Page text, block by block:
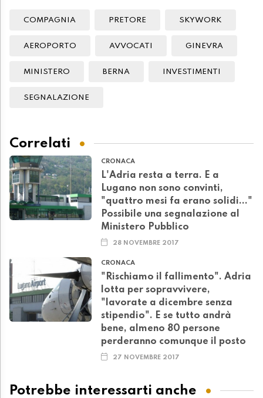
COMPAGNIA PRETORE SKYWORK
AEROPORTO AVVOCATI GINEVRA
MINISTERO BERNA INVESTIMENTI
SEGNALAZIONE
Correlati
CRONACA
L'Adria resta a terra. E a
Lugano non sono convinti,
"quattro mesi fa erano solidi..."
Possibile una segnalazione al
Ministero Pubblico
28 NOVEMBRE 2017
CRONACA
"Rischiamo il fallimento". Adria
lotta per sopravvivere,
"lavorate a dicembre senza
stipendio". E se tutto andrà
bene, almeno 80 persone
perderanno comunque il posto
27 NOVEMBRE 2017
Potrebbe interessarti anche